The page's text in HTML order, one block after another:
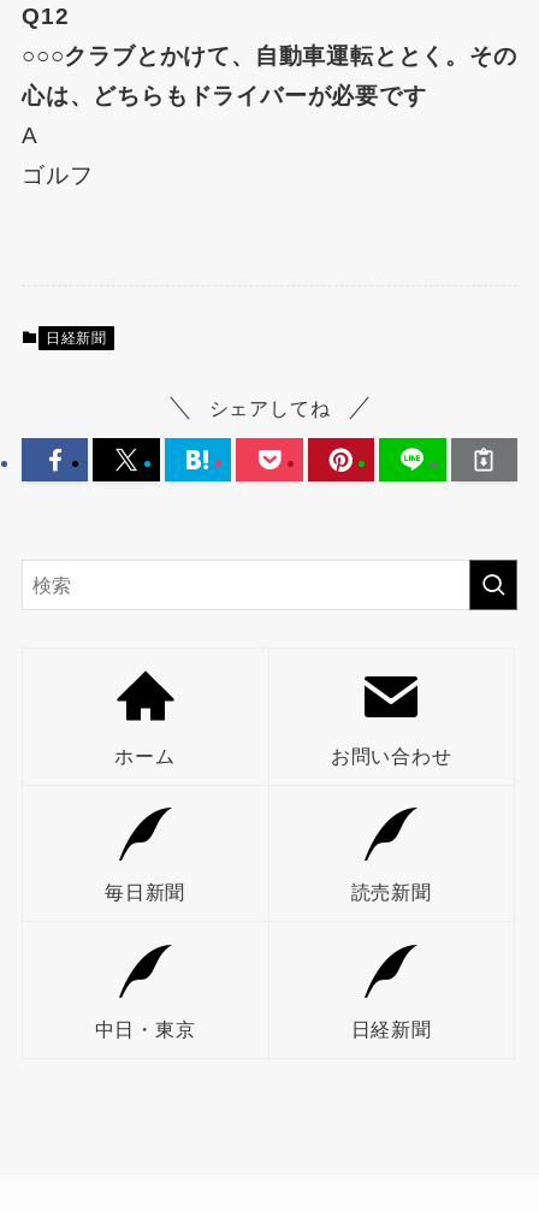
Q12
○○○クラブとかけて、自動車運転ととく。その
心は、どちらもドライバーが必要です
A
ゴルフ
日経新聞
シェアしてね
ホーム お問い合わせ
毎日新聞 読売新聞
中日・東京 日経新聞